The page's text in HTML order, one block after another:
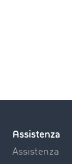
Assistenza
Assistenza